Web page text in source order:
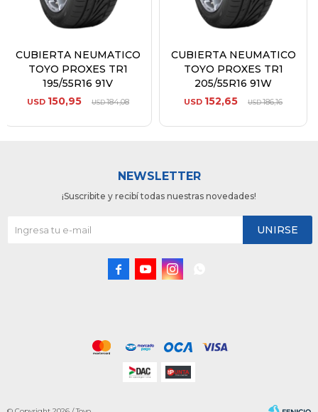
CUBIERTA NEUMATICO
TOYO PROXES TR1
195/55R16 91V
USD 150,95 USD184,08
CUBIERTA NEUMATICO
TOYO PROXES TR1
205/55R16 91W
USD 152,65 USD186,16
NEWSLETTER
¡Suscribite y recibí todas nuestras novedades!
UNIRSE
  